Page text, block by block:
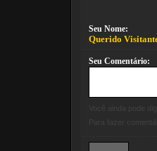
Seu Nome:
Querido
Seu Comentário:
Para fazer